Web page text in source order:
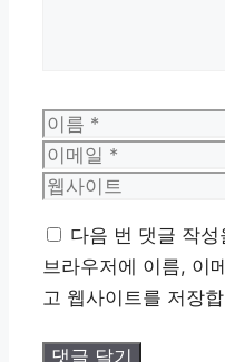
이
름
이
메
웹
이
트
다음 번 댓글 작성
브라우저에 이름, 이
고 웹사이트를 저장